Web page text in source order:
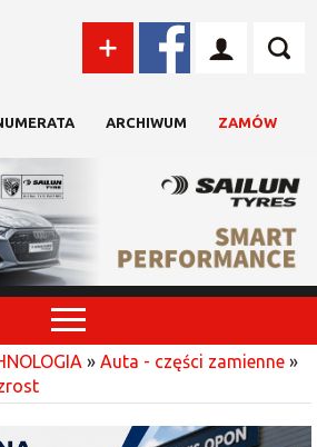
ARCHIWUM ZAMÓW
» Auta - części zamienne »